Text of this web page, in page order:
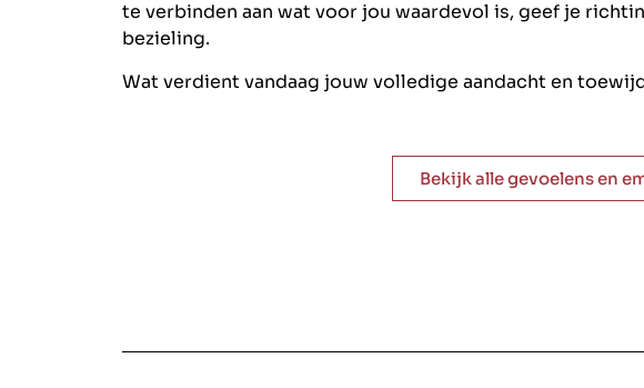
te verbinden aan wat voor jou waardevol is, geef je
bezieling.
Wat verdient vandaag jouw volledige aandacht en
Bekijk alle gevoelens en